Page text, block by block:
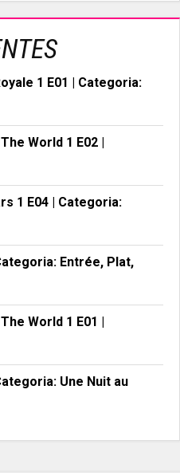
1 E01 | Categoria:
World 1 E02 |
1 E04 | Categoria:
Entrée, Plat,
World 1 E01 |
Une Nuit au